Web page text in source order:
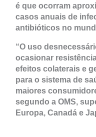
é que ocorram
casos anuais de
antibióticos no
“O uso
ocasionar
efeitos colaterais e
para o sistema de
maiores
segundo a OMS,
Europa, Canadá e